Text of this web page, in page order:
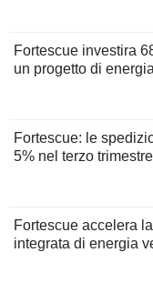
Fortescue investira
un progetto di
Fortescue: le
5% nel terzo trimestre
Fortescue accelera
integrata di energia